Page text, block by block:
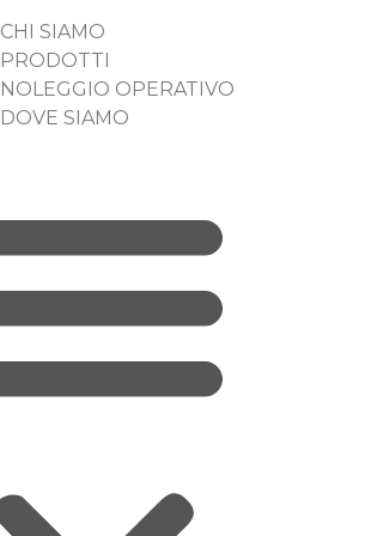
CHI SIAMO
PRODOTTI
NOLEGGIO OPERATIVO
DOVE SIAMO